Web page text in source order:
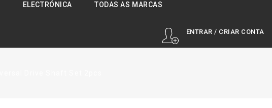
ELECTRÓNICA TODAS AS MARCAS
ENTRAR / CRIAR CONTA